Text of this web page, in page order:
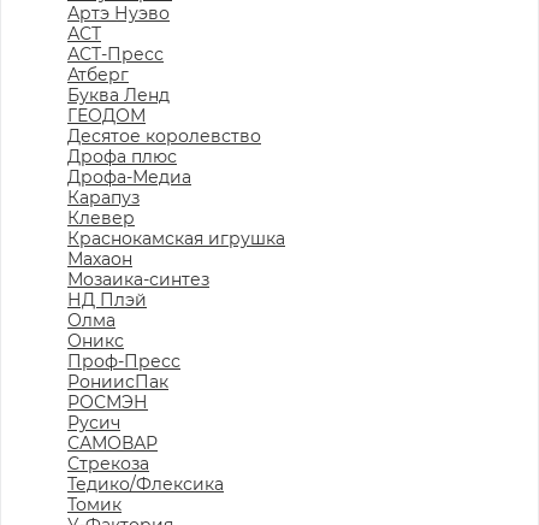
Артэ Нуэво
АСТ
АСТ-Пресс
Атберг
Буква Ленд
ГЕОДОМ
Десятое королевство
Дрофа плюс
Дрофа-Медиа
Карапуз
Клевер
Краснокамская игрушка
Махаон
Мозаика-синтез
НД Плэй
Олма
Оникс
Проф-Пресс
РониисПак
РОСМЭН
Русич
САМОВАР
Стрекоза
Тедико/Флексика
Томик